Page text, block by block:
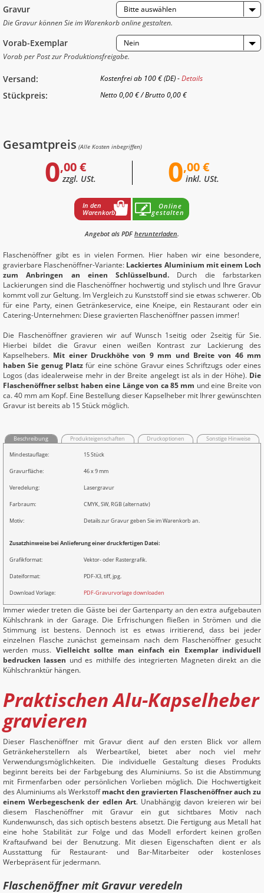
Gravur
Bitte auswählen
Die Gravur können Sie im Warenkorb online gestalten.
Vorab-Exemplar
Nein
Vorab per Post zur Produktionsfreigabe.
Versand: Kostenfrei ab 100 € (DE) -Details
Stückpreis: Netto 0,00 €/ Brutto 0,00 €
Gesamtpreis (Alle Kosten inbegriffen)
0,00 €
zzgl. USt. 0,00 €
inkl. USt.
In den
Warenkorb
Online
gestalten
Angebot als PDF herunterladen.
Flaschenöffner gibt es in vielen Formen. Hier haben wir eine besondere,
gravierbare Flaschenöffner-Variante: Lackiertes Aluminium mit einem Loch
zum Anbringen an einen Schlüsselbund. Durch die farbstarken
Lackierungen sind die Flaschenöffner hochwertig und stylisch und Ihre Gravur
kommt voll zur Geltung. Im Vergleich zu Kunststoff sind sie etwas schwerer. Ob
für eine Party, einen Getränkeservice, eine Kneipe, ein Restaurant oder ein
Catering-Unternehmen: Diese gravierten Flaschenöffner passen immer!
Die Flaschenöffner gravieren wir auf Wunsch 1seitig oder 2seitig für Sie.
Hierbei bildet die Gravur einen weißen Kontrast zur Lackierung des
Kapselhebers. Mit einer Druckhöhe von 9 mm und Breite von 46 mm
haben Sie genug Platz für eine schöne Gravur eines Schriftzugs oder eines
Logos (das idealerweise mehr in der Breite angelegt ist als in der Höhe). Die
Flaschenöffner selbst haben eine Länge von ca 85 mm und eine Breite von
ca. 40 mm am Kopf. Eine Bestellung dieser Kapselheber mit Ihrer gewünschten
Gravur ist bereits ab 15 Stück möglich.
Beschreibung Produkteigenschaften Druckoptionen Sonstige Hinweise
Mindestauflage: 15 Stück
Gravurfläche: 46 x 9 mm
Veredelung: Lasergravur
Farbraum: CMYK, SW, RGB (alternativ)
Motiv: Details zur Gravur geben Sie im Warenkorb an.
Zusatzhinweise bei Anlieferung einer druckfertigen Datei:
Grafikformat: Vektor- oder Rastergrafik.
Dateiformat: PDF-X3, tiff, jpg.
Download Vorlage: PDF-Gravurvorlage downloaden
Immer wieder treten die Gäste bei der Gartenparty an den extra aufgebauten
Kühlschrank in der Garage. Die Erfrischungen fließen in Strömen und die
Stimmung ist bestens. Dennoch ist es etwas irritierend, dass bei jeder
einzelnen Flasche zunächst gemeinsam nach dem Flaschenöffner gesucht
werden muss. Vielleicht sollte man einfach ein Exemplar individuell
bedrucken lassen und es mithilfe des integrierten Magneten direkt an die
Kühlschranktür hängen.
Praktischen Alu-Kapselheber
gravieren
Dieser Flaschenöffner mit Gravur dient auf den ersten Blick vor allem
Getränkeherstellern als Werbeartikel, bietet aber noch viel mehr
Verwendungsmöglichkeiten. Die individuelle Gestaltung dieses Produkts
beginnt bereits bei der Farbgebung des Aluminiums. So ist die Abstimmung
mit Firmenfarben oder persönlichen Vorlieben möglich. Die Hochwertigkeit
des Aluminiums als Werkstoffmacht den gravierten Flaschenöffner auch zu
einem Werbegeschenk der edlen Art. Unabhängig davon kreieren wir bei
diesem Flaschenöffner mit Gravur ein gut sichtbares Motiv nach
Kundenwunsch, das sich optisch bestens absetzt. Die Fertigung aus Metall hat
eine hohe Stabilität zur Folge und das Modell erfordert keinen großen
Kraftaufwand bei der Benutzung. Mit diesen Eigenschaften dient er als
Ausstattung für Restaurant- und Bar-Mitarbeiter oder kostenloses
Werbepräsent für jedermann.
Flaschenöffner mit Gravur veredeln